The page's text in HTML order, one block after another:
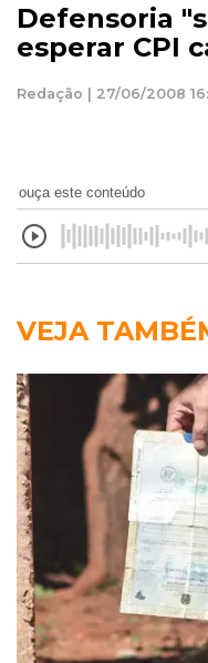
Defensoria
esperar CPI
Redação | 27/06/2008
ouça este conteúdo
VEJA